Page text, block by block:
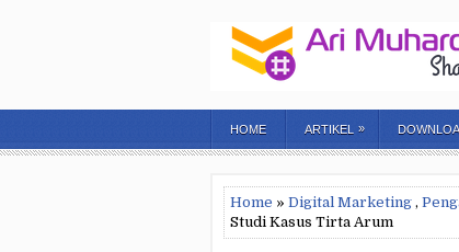
HOME ARTIKEL »
Home » Digital Marketing ,
Studi Kasus Tirta Arum